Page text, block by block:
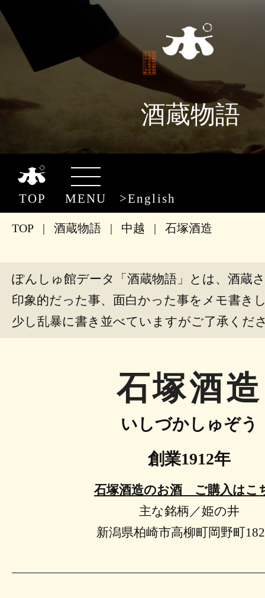
酒蔵物語
TOP MENU English
TOP 酒蔵物語 中越 石塚酒造
ぽんしゅ館データ「酒蔵物語」とは、酒蔵
印象的だった事、面白かった事をメモ書き
少し乱暴に書き並べていますがご了承くだ
石塚酒造
いしづかしゅぞう
創業1912年
石塚酒造のお酒 ご購入はこ
主な銘柄／姫の井
新潟県柏崎市高柳町岡野町